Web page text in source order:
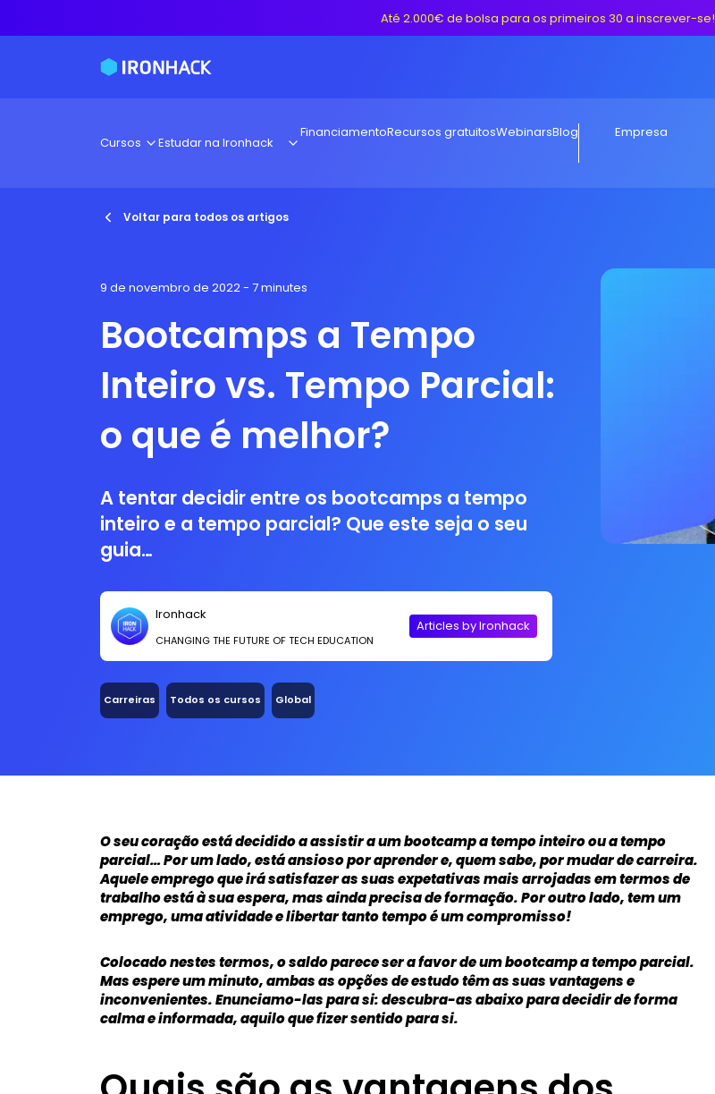
Até 2.000€ de bolsa para os primeiros 30 a inscrever-se!
Cursos Estudar na Ironhack
FinanciamentoRecursos gratuitosWebinarsBlog Empresa
Voltar para todos os artigos
9 de novembro de 2022- 7 minutes
Bootcamps a Tempo
Inteiro vs. Tempo Parcial:
o que é melhor?
A tentar decidir entre os bootcamps a tempo
inteiro e a tempo parcial? Que este seja o seu
guia…
Ironhack
CHANGING THE FUTURE OF TECH EDUCATION
Articles by Ironhack
Carreiras Todos os cursos Global
O seu coração está decidido a assistir a um bootcamp a tempo inteiro ou a tempo
parcial… Por um lado, está ansioso por aprender e, quem sabe, por mudar de carreira.
Aquele emprego que irá satisfazer as suas expetativas mais arrojadas em termos de
trabalho está à sua espera, mas ainda precisa de formação. Por outro lado, tem um
emprego, uma atividade e libertar tanto tempo é um compromisso!
Colocado nestes termos, o saldo parece ser a favor de um bootcamp a tempo parcial.
Mas espere um minuto, ambas as opções de estudo têm as suas vantagens e
inconvenientes. Enunciamo-las para si: descubra-as abaixo para decidir de forma
calma e informada, aquilo que fizer sentido para si.